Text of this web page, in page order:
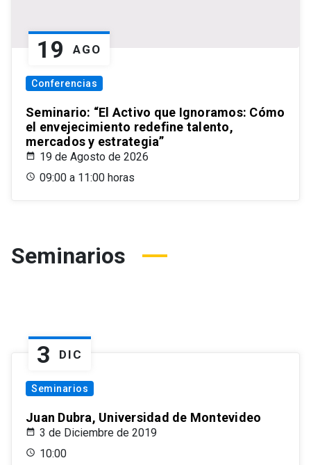
19 AGO
Conferencias
Seminario: “El Activo que Ignoramos: Cómo
el envejecimiento redefine talento,
mercados y estrategia”
19 de Agosto de 2026
09:00 a 11:00 horas
Seminarios
3 DIC
Seminarios
Juan Dubra, Universidad de Montevideo
3 de Diciembre de 2019
10:00